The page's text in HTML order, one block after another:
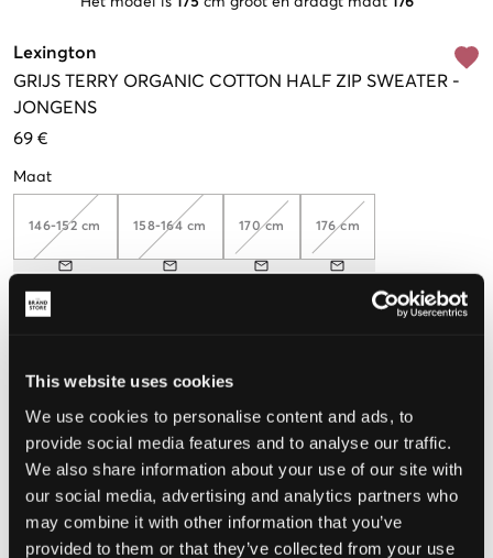
This website uses cookies
We use cookies to personalise content and ads, to
provide social media features and to analyse our traffic.
We also share information about your use of our site with
our social media, advertising and analytics partners who
may combine it with other information that you’ve
provided to them or that they’ve collected from your use
Lexington
GRIJS TERRY ORGANIC COTTON HALF ZIP SWEATER -
JONGENS
69 €
Maat
146-152 cm 158-164 cm 170 cm 176 cm
MAATTABEL
KIES EEN MAAT